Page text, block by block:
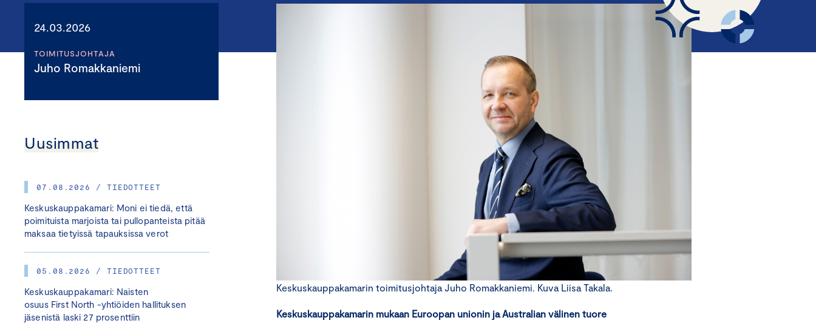
24.03.2026
TOIMITUSJOHTAJA
Juho Romakkaniemi
Uusimmat
07.08.2026 / TIEDOTTEET
Keskuskauppakamari: Moni ei tiedä, että
poimituista marjoista tai pullopanteista pitää
maksaa tietyissä tapauksissa verot
05.08.2026 / TIEDOTTEET
Keskuskauppakamari: Naisten
osuus First North -yhtiöiden hallituksen
jäsenistä laski 27 prosenttiin
Keskuskauppakamarin toimitusjohtaja Juho Romakkaniemi. Kuva Liisa Takala.
Keskuskauppakamarin mukaan Euroopan unionin ja Australian välinen tuore